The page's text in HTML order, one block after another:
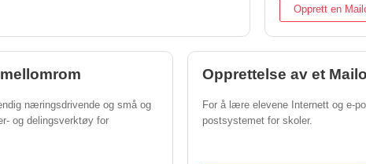
Opprett en
næringsdrivende og små og
og delingsverktøy for
Opprettelse av et
For å lære elevene Internett og e-
postsystemet for skoler.